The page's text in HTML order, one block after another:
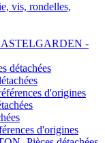
vis, rondelles,
-
détachées
d'origines
d'origines